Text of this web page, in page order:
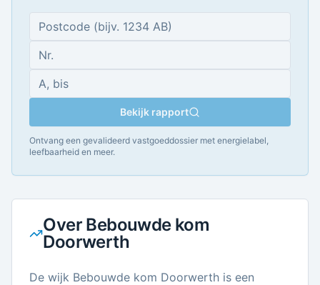
Bekijk rapport
Ontvang een gevalideerd vastgoeddossier met energielabel,
leefbaarheid en meer.
Over Bebouwde kom
Doorwerth
De wijk Bebouwde kom Doorwerth is een